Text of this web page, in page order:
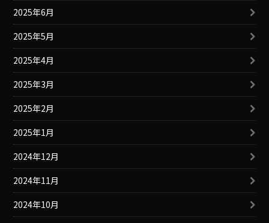
2025年6月
2025年5月
2025年4月
2025年3月
2025年2月
2025年1月
2024年12月
2024年11月
2024年10月